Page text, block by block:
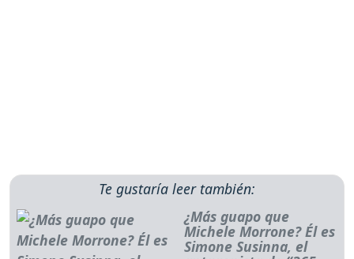
Te gustaría leer también:
¿Más guapo que
Michele Morrone? Él es
Simone Susinna, el